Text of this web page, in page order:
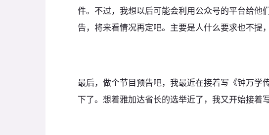
件。不过，我想以后可能会利用公众号的平台给他
告，将来看情况再定吧。主要是人什么要求也不提
最后，做个节目预告吧，我最近在接着写《钟万学
下了。想着雅加达省长的选举近了，我又开始接着